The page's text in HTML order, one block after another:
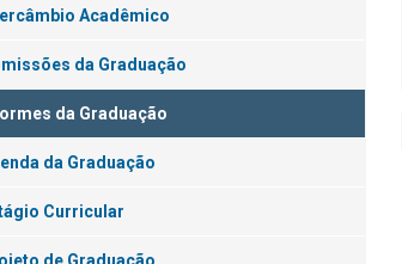
Acadêmico
da Graduação
da Graduação
da Graduação
Curricular
de Graduação